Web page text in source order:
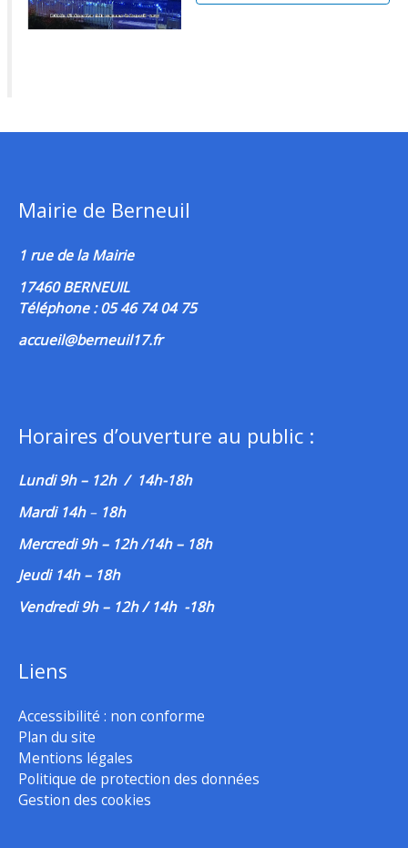
Mairie de Berneuil
1 rue de la Mairie
17460 BERNEUIL
Téléphone : 05 46 74 04 75
accueil@berneuil17.fr
Horaires d’ouverture au public :
Lundi 9h – 12h / 14h-18h
Mardi 14h– 18h
Mercredi 9h – 12h /14h – 18h
Jeudi 14h – 18h
Vendredi 9h – 12h / 14h -18h
Liens
Accessibilité : non conforme
Plan du site
Mentions légales
Politique de protection des données
Gestion des cookies